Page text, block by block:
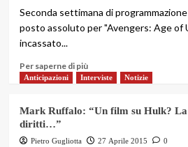
Seconda settimana di
posto assoluto per "Avengers: Age of
incassato...
Per saperne di più
Anticipazioni Interviste Notizie
Mark Ruffalo: “Un film su Hulk?
diritti…”
Pietro Gugliotta 27 Aprile 2015 0